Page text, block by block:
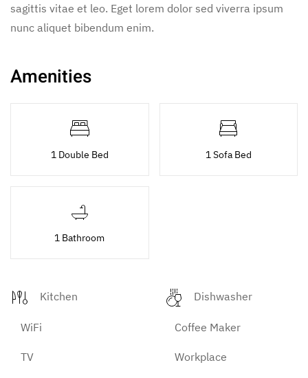
sagittis vitae et leo. Eget lorem dolor sed viverra ipsum
nunc aliquet bibendum enim.
Amenities
1 Double Bed 1 Sofa Bed
1 Bathroom
Kitchen Dishwasher
WiFi Coffee Maker
TV Workplace